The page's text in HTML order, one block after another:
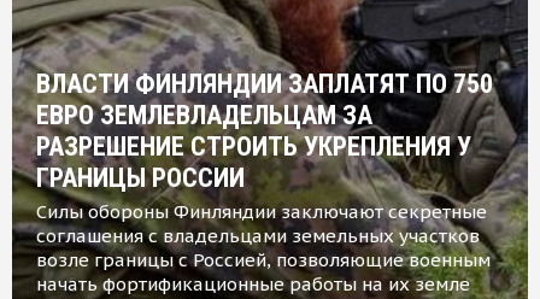
ВЛАСТИ ФИНЛЯНДИИ ЗАПЛАТЯТ ПО 750
ЕВРО ЗЕМЛЕВЛАДЕЛЬЦАМ ЗА
РАЗРЕШЕНИЕ СТРОИТЬ УКРЕПЛЕНИЯ У
ГРАНИЦЫ РОССИИ
Силы обороны Финляндии заключают секретные
соглашения с владельцами земельных участков
возле границы с Россией, позволяющие военным
начать фортификационные работы на их земле